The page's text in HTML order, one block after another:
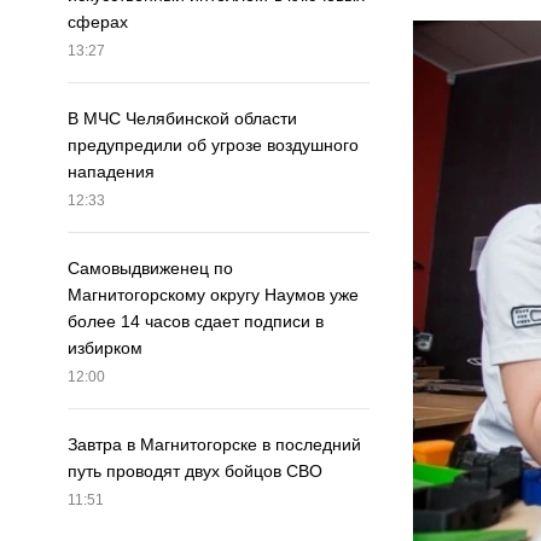
сферах
13:27
В МЧС Челябинской области
предупредили об угрозе воздушного
нападения
12:33
Самовыдвиженец по
Магнитогорскому округу Наумов уже
более 14 часов сдает подписи в
избирком
12:00
Завтра в Магнитогорске в последний
путь проводят двух бойцов СВО
11:51